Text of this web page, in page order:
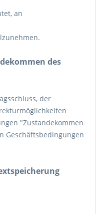
an
des
der
"Zustandekommen
Geschäftsbedingungen